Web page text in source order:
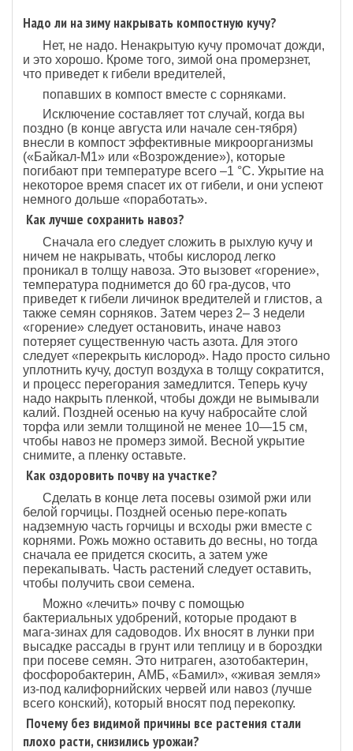
Надо ли на зиму накрывать компостную кучу?
Нет, не надо. Ненакрытую кучу промочат дожди,
и это хорошо. Кроме того, зимой она промерзнет,
что приведет к гибели вредителей,
попавших в компост вместе с сорняками.
Исключение составляет тот случай, когда вы
поздно (в конце августа или начале сен-тября)
внесли в компост эффективные микроорганизмы
(«Байкал-М1» или «Возрождение»), которые
погибают при температуре всего –1 °С. Укрытие на
некоторое время спасет их от гибели, и они успеют
немного дольше «поработать».
Как лучше сохранить навоз?
Сначала его следует сложить в рыхлую кучу и
ничем не накрывать, чтобы кислород легко
проникал в толщу навоза. Это вызовет «горение»,
температура поднимется до 60 гра-дусов, что
приведет к гибели личинок вредителей и глистов, а
также семян сорняков. Затем через 2– 3 недели
«горение» следует остановить, иначе навоз
потеряет существенную часть азота. Для этого
следует «перекрыть кислород». Надо просто сильно
уплотнить кучу, доступ воздуха в толщу сократится,
и процесс перегорания замедлится. Теперь кучу
надо накрыть пленкой, чтобы дожди не вымывали
калий. Поздней осенью на кучу набросайте слой
торфа или земли толщиной не менее 10—15 см,
чтобы навоз не промерз зимой. Весной укрытие
снимите, а пленку оставьте.
Как оздоровить почву на участке?
Сделать в конце лета посевы озимой ржи или
белой горчицы. Поздней осенью пере-копать
надземную часть горчицы и всходы ржи вместе с
корнями. Рожь можно оставить до весны, но тогда
сначала ее придется скосить, а затем уже
перекапывать. Часть растений следует оставить,
чтобы получить свои семена.
Можно «лечить» почву с помощью
бактериальных удобрений, которые продают в
мага-зинах для садоводов. Их вносят в лунки при
высадке рассады в грунт или теплицу и в бороздки
при посеве семян. Это нитраген, азотобактерин,
фосфоробактерин, АМБ, «Бамил», «живая земля»
из-под калифорнийских червей или навоз (лучше
всего конский), который вносят под перекопку.
Почему без видимой причины все растения стали
плохо расти, снизились урожаи?